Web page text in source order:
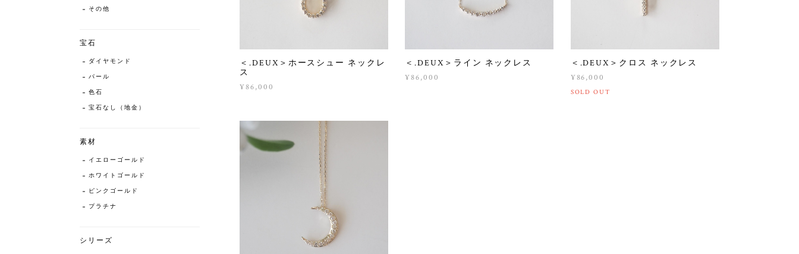
＜.DEUX＞ホースシュー ネックレ
ス
¥86,000
＜.DEUX＞ライン ネックレス
¥86,000
＜.DEUX＞クロス ネックレス
¥86,000
SOLD OUT
その他
宝石
ダイヤモンド
パール
色石
宝石なし（地金）
素材
イエローゴールド
ホワイトゴールド
ピンクゴールド
プラチナ
シリーズ